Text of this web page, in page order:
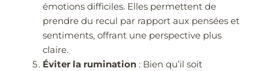
émotions difficiles. Elles permettent de
prendre du recul par rapport aux pensées et
sentiments, offrant une perspective plus
claire.
Éviter la rumination : Bien qu’il soit